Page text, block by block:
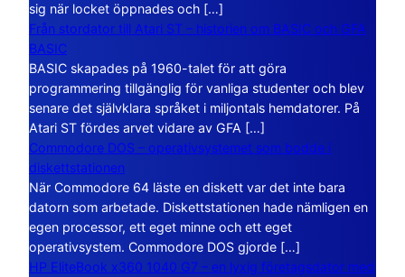
sig när locket öppnades och […]
Från stordator till Atari ST – historien om BASIC och GFA
BASIC
BASIC skapades på 1960-talet för att göra
programmering tillgänglig för vanliga studenter och blev
senare det självklara språket i miljontals hemdatorer. På
Atari ST fördes arvet vidare av GFA […]
Commodore DOS – operativsystemet som bodde i
diskettstationen
När Commodore 64 läste en diskett var det inte bara
datorn som arbetade. Diskettstationen hade nämligen en
egen processor, ett eget minne och ett eget
operativsystem. Commodore DOS gjorde […]
HP EliteBook x360 1040 G7 – en lyxig företagsdator med